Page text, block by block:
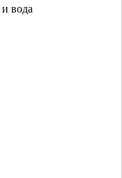
вода